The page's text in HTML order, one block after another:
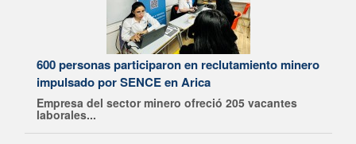
600 personas participaron en reclutamiento minero
impulsado por SENCE en Arica
Empresa del sector minero ofreció 205 vacantes
laborales...